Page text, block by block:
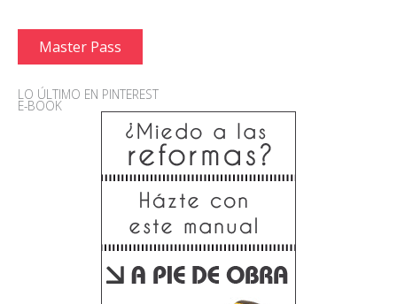
Master Pass
LO ÚLTIMO EN PINTEREST
E-BOOK